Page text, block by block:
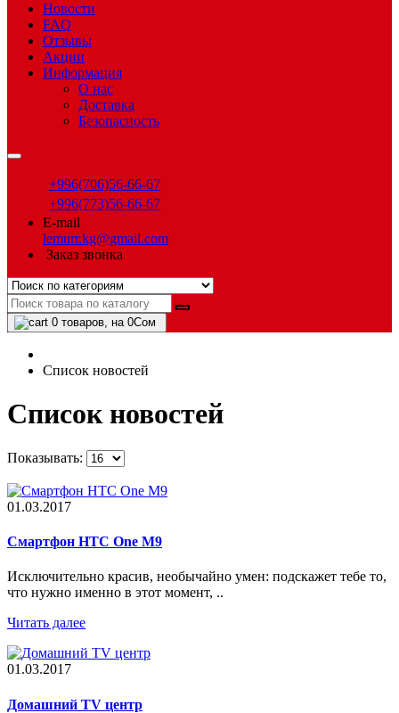
Новости
FAQ
Отзывы
Акции
Информация
О нас
Доставка
Безопасность
+996(706)56-66-67
+996(773)56-66-67
E-mail
lemurr.kg@gmail.com
Заказ звонка
0 товаров, на 0Сом
Список новостей
Список новостей
Показывать:
01.03.2017
Смартфон HTC One M9
Исключительно красив, необычайно умен: подскажет тебе то,
что нужно именно в этот момент, ..
Читать далее
01.03.2017
Домашний TV центр